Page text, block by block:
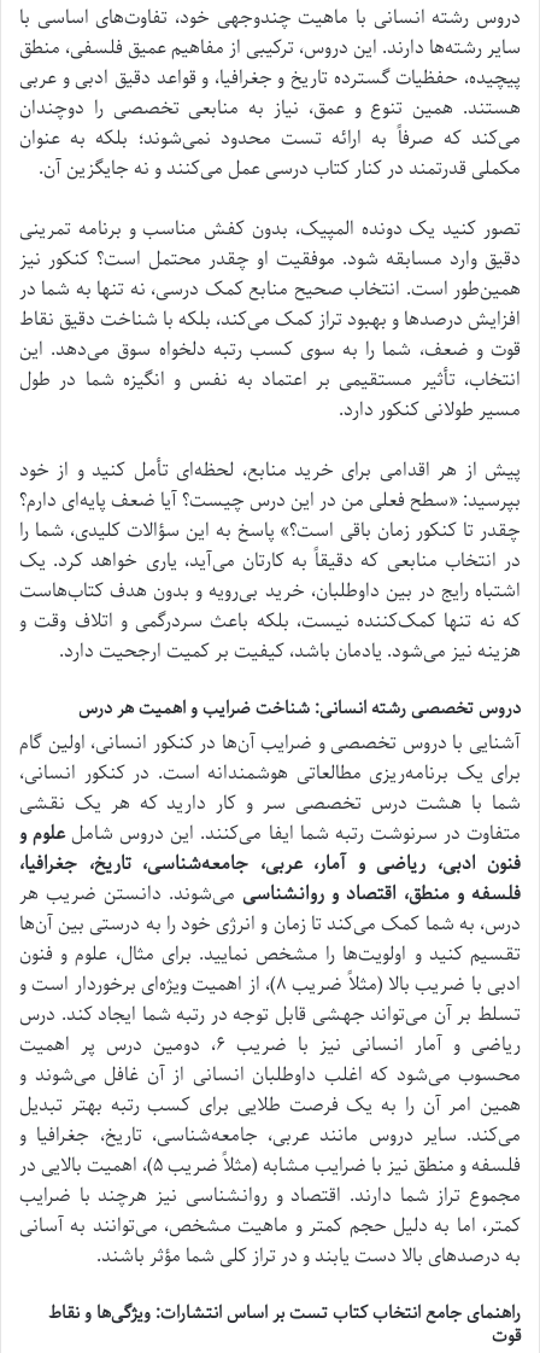
دروس رشته انسانی با ماهیت چندوجهی خود، تفاوت‌های اساسی با
سایر رشته‌ها دارند. این دروس، ترکیبی از مفاهیم عمیق فلسفی، منطق
پیچیده، حفظیات گسترده تاریخ و جغرافیا، و قواعد دقیق ادبی و عربی
هستند. همین تنوع و عمق، نیاز به منابعی تخصصی را دوچندان
می‌کند که صرفاً به ارائه تست محدود نمی‌شوند؛ بلکه به عنوان
مکملی قدرتمند در کنار کتاب درسی عمل می‌کنند و نه جایگزین آن.
تصور کنید یک دونده المپیک، بدون کفش مناسب و برنامه تمرینی
دقیق وارد مسابقه شود. موفقیت او چقدر محتمل است؟ کنکور نیز
همین‌طور است. انتخاب صحیح منابع کمک درسی، نه تنها به شما در
افزایش درصدها و بهبود تراز کمک می‌کند، بلکه با شناخت دقیق نقاط
قوت و ضعف، شما را به سوی کسب رتبه دلخواه سوق می‌دهد. این
انتخاب، تأثیر مستقیمی بر اعتماد به نفس و انگیزه شما در طول
مسیر طولانی کنکور دارد.
پیش از هر اقدامی برای خرید منابع، لحظه‌ای تأمل کنید و از خود
بپرسید: «سطح فعلی من در این درس چیست؟ آیا ضعف پایه‌ای دارم؟
چقدر تا کنکور زمان باقی است؟» پاسخ به این سؤالات کلیدی، شما را
در انتخاب منابعی که دقیقاً به کارتان می‌آید، یاری خواهد کرد. یک
اشتباه رایج در بین داوطلبان، خرید بی‌رویه و بدون هدف کتاب‌هاست
که نه تنها کمک‌کننده نیست، بلکه باعث سردرگمی و اتلاف وقت و
هزینه نیز می‌شود. یادمان باشد، کیفیت بر کمیت ارجحیت دارد.
دروس تخصصی رشته انسانی: شناخت ضرایب و اهمیت هر درس
آشنایی با دروس تخصصی و ضرایب آن‌ها در کنکور انسانی، اولین گام
برای یک برنامه‌ریزی مطالعاتی هوشمندانه است. در کنکور انسانی،
شما با هشت درس تخصصی سر و کار دارید که هر یک نقشی
متفاوت در سرنوشت رتبه شما ایفا می‌کنند. این دروس شاملعلوم و
فنون ادبی، ریاضی و آمار، عربی، جامعه‌شناسی، تاریخ، جغرافیا،
فلسفه و منطق، اقتصاد و روانشناسی می‌شوند. دانستن ضریب هر
درس، به شما کمک می‌کند تا زمان و انرژی خود را به درستی بین آن‌ها
تقسیم کنید و اولویت‌ها را مشخص نمایید. برای مثال، علوم و فنون
ادبی با ضریب بالا (مثلاً ضریب ۸)، از اهمیت ویژه‌ای برخوردار است و
تسلط بر آن می‌تواند جهشی قابل توجه در رتبه شما ایجاد کند. درس
ریاضی و آمار انسانی نیز با ضریب ۶، دومین درس پر اهمیت
محسوب می‌شود که اغلب داوطلبان انسانی از آن غافل می‌شوند و
همین امر آن را به یک فرصت طلایی برای کسب رتبه بهتر تبدیل
می‌کند. سایر دروس مانند عربی، جامعه‌شناسی، تاریخ، جغرافیا و
فلسفه و منطق نیز با ضرایب مشابه (مثلاً ضریب ۵)، اهمیت بالایی در
مجموع تراز شما دارند. اقتصاد و روانشناسی نیز هرچند با ضرایب
کمتر، اما به دلیل حجم کمتر و ماهیت مشخص، می‌توانند به آسانی
به درصد‌های بالا دست یابند و در تراز کلی شما مؤثر باشند.
راهنمای جامع انتخاب کتاب تست بر اساس انتشارات: ویژگی‌ها و نقاط
قوت